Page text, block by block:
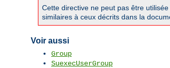
Cette directive ne peut pas être
similaires à ceux décrits dans la
Voir aussi
Group
SuexecUserGroup